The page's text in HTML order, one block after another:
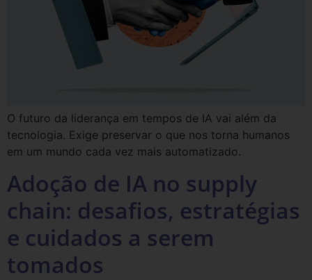
O futuro da liderança em tempos de IA vai além da
tecnologia. Exige preservar o que nos torna humanos
em um mundo cada vez mais automatizado.
Adoção de IA no supply
chain: desafios, estratégias
e cuidados a serem
tomados